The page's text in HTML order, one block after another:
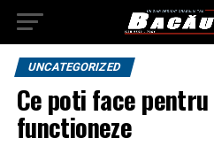
UNCATEGORIZED
Ce poti face
functioneze